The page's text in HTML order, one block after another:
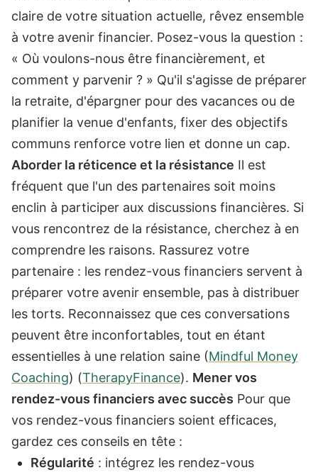
claire de votre situation actuelle, rêvez ensemble
à votre avenir financier. Posez-vous la question :
« Où voulons-nous être financièrement, et
comment y parvenir ? » Qu'il s'agisse de préparer
la retraite, d'épargner pour des vacances ou de
planifier la venue d'enfants, fixer des objectifs
communs renforce votre lien et donne un cap.
Aborder la réticence et la résistance Il est
fréquent que l'un des partenaires soit moins
enclin à participer aux discussions financières. Si
vous rencontrez de la résistance, cherchez à en
comprendre les raisons. Rassurez votre
partenaire : les rendez-vous financiers servent à
préparer votre avenir ensemble, pas à distribuer
les torts. Reconnaissez que ces conversations
peuvent être inconfortables, tout en étant
essentielles à une relation saine​ (Mindful Money
Coaching)​​ (TherapyFinance)​. Mener vos
rendez-vous financiers avec succès Pour que
vos rendez-vous financiers soient efficaces,
gardez ces conseils en tête :
Régularité : intégrez les rendez-vous